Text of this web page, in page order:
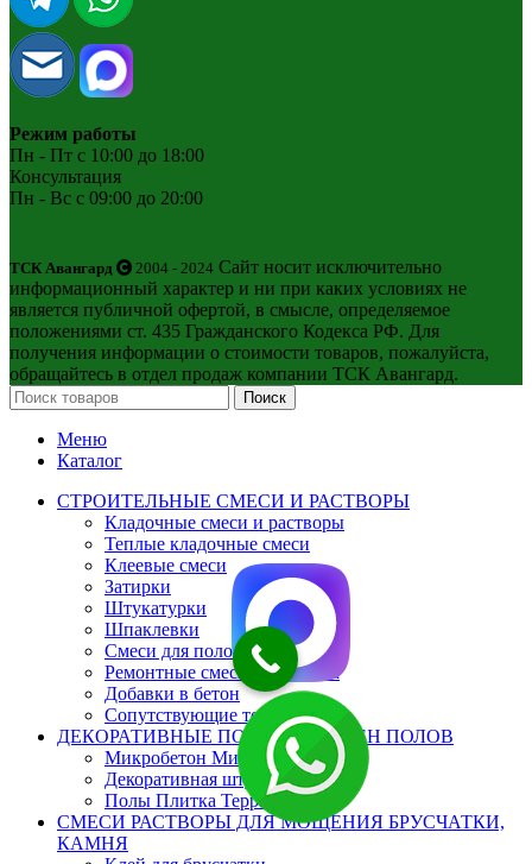
Режим работы
Пн - Пт с 10:00 до 18:00
Консультация
Пн - Вс с 09:00 до 20:00
ТСК Авангард 2004 - 2024 Сайт носит исключительно
информационный характер и ни при каких условиях не
является публичной офертой, в смысле, определяемое
положениями ст. 435 Гражданского Кодекса РФ. Для
получения информации о стоимости товаров, пожалуйста,
обращайтесь в отдел продаж компании ТСК Авангард.
Поиск
Меню
Каталог
СТРОИТЕЛЬНЫЕ СМЕСИ И РАСТВОРЫ
Кладочные смеси и растворы
Теплые кладочные смеси
Клеевые смеси
Затирки
Штукатурки
Шпаклевки
Смеси для полов
Ремонтные смеси для бетона
Добавки в бетон
Сопутствующие товары
ДЕКОРАТИВНЫЕ ПОКРЫТИЯ СТЕН ПОЛОВ
Микробетон Микроцемент
Декоративная штукатурка
Полы Плитка Терраццо
СМЕСИ РАСТВОРЫ ДЛЯ МОЩЕНИЯ БРУСЧАТКИ,
КАМНЯ